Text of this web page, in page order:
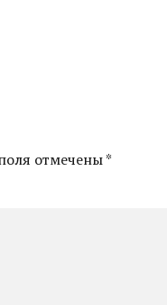
отмечены *